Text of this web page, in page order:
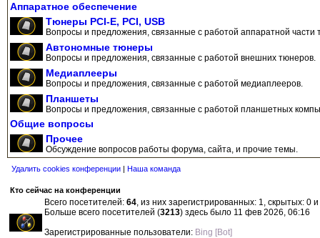
Аппаратное обеспечение
Тюнеры PCI-E, PCI, USB
Вопросы и предложения, связанные с работой аппаратной части
Автономные тюнеры
Вопросы и предложения, связанные с работой внешних тюнеров.
Медиаплееры
Вопросы и предложения, связанные с работой медиаплееров.
Планшеты
Вопросы и предложения, связанные с работой планшетных
Общие вопросы
Прочее
Обсуждение вопросов работы форума, сайта, и прочие темы.
Удалить cookies конференции | Наша команда
Кто сейчас на конференции
Всего посетителей: 64, из них зарегистрированных: 1, скрытых: 0
Больше всего посетителей (3213) здесь было 11 фев 2026, 06:16
Зарегистрированные пользователи: Bing [Bot]